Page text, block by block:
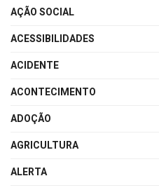
AÇÃO SOCIAL
ACESSIBILIDADES
ACIDENTE
ACONTECIMENTO
ADOÇÃO
AGRICULTURA
ALERTA